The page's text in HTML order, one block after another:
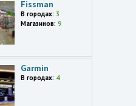
Fissman
В городах: 3
Магазинов: 9
Garmin
В городах: 4